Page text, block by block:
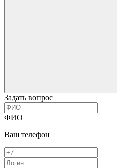
Задать вопрос
ФИО
Ваш телефон